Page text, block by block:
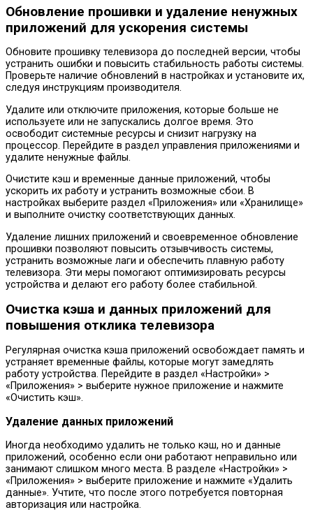
Обновление прошивки и удаление ненужных
приложений для ускорения системы
Обновите прошивку телевизора до последней версии, чтобы
устранить ошибки и повысить стабильность работы системы.
Проверьте наличие обновлений в настройках и установите их,
следуя инструкциям производителя.
Удалите или отключите приложения, которые больше не
используете или не запускались долгое время. Это
освободит системные ресурсы и снизит нагрузку на
процессор. Перейдите в раздел управления приложениями и
удалите ненужные файлы.
Очистите кэш и временные данные приложений, чтобы
ускорить их работу и устранить возможные сбои. В
настройках выберите раздел «Приложения» или «Хранилище»
и выполните очистку соответствующих данных.
Удаление лишних приложений и своевременное обновление
прошивки позволяют повысить отзывчивость системы,
устранить возможные лаги и обеспечить плавную работу
телевизора. Эти меры помогают оптимизировать ресурсы
устройства и делают его работу более стабильной.
Очистка кэша и данных приложений для
повышения отклика телевизора
Регулярная очистка кэша приложений освобождает память и
устраняет временные файлы, которые могут замедлять
работу устройства. Перейдите в раздел «Настройки» >
«Приложения» > выберите нужное приложение и нажмите
«Очистить кэш».
Удаление данных приложений
Иногда необходимо удалить не только кэш, но и данные
приложений, особенно если они работают неправильно или
занимают слишком много места. В разделе «Настройки» >
«Приложения» > выберите приложение и нажмите «Удалить
данные». Учтите, что после этого потребуется повторная
авторизация или настройка.